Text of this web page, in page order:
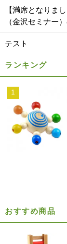
【満席となり
（金沢セミナー
テスト
ランキング
1
おすすめ商品